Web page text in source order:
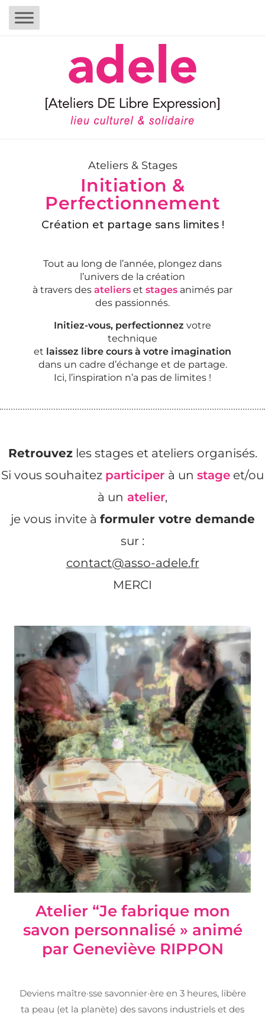
Ateliers & Stages
Initiation &
Perfectionnement
Création et partage sans limites !
Tout au long de l’année, plongez dans
l’univers de la création
à travers des ateliers et stages animés par
des passionnés.
Initiez-vous, perfectionnez votre
technique
et laissez libre cours à votre imagination
dans un cadre d’échange et de partage.
Ici, l’inspiration n’a pas de limites !
Retrouvezles stages et ateliers organisés.
Si vous souhaitez participer à un stage et/ou
à un atelier,
je vous invite à formuler votre demande
sur :
contact@asso-adele.fr
MERCI
Atelier “Je fabrique mon
savon personnalisé » animé
par Geneviève RIPPON
Deviens maître·sse savonnier·ère en 3 heures, libère
ta peau (et la planète) des savons industriels et des